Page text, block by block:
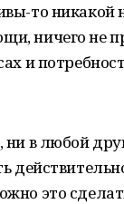
то
ничего не
и
ни в любой
это